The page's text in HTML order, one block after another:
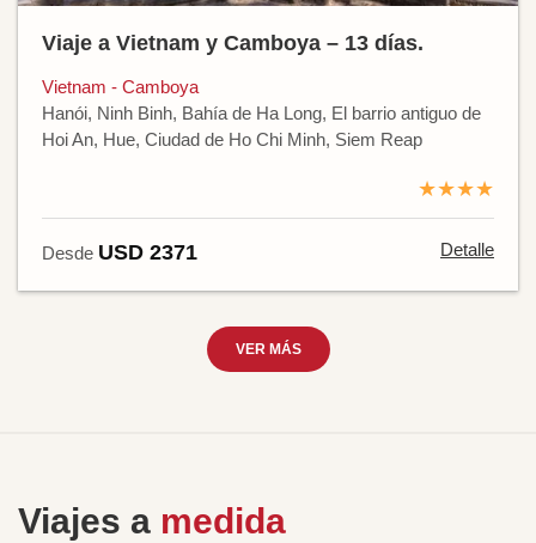
Viaje a Vietnam y Camboya – 13 días.
Vietnam - Camboya
Hanói, Ninh Binh, Bahía de Ha Long, El barrio antiguo de
Hoi An, Hue, Ciudad de Ho Chi Minh, Siem Reap
★★★★
Desde USD 2371 Detalle
VER MÁS
Viajes a medida